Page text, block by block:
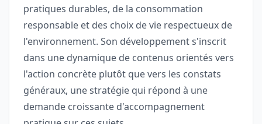
pratiques durables, de la consommation
responsable et des choix de vie respectueux de
l'environnement. Son développement s'inscrit
dans une dynamique de contenus orientés vers
l'action concrète plutôt que vers les constats
généraux, une stratégie qui répond à une
demande croissante d'accompagnement